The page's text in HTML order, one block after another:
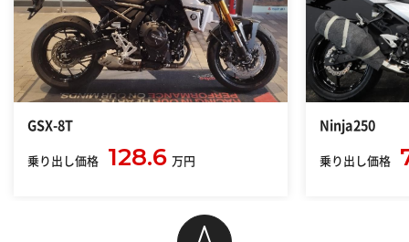
GSX-8T
乗り出し価格 128.6 万円
Ninja250
乗り出し価格